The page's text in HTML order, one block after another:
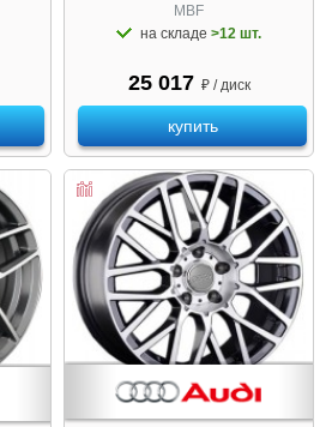
MBF
на складе >12 шт.
25 017 ₽ / диск
купить